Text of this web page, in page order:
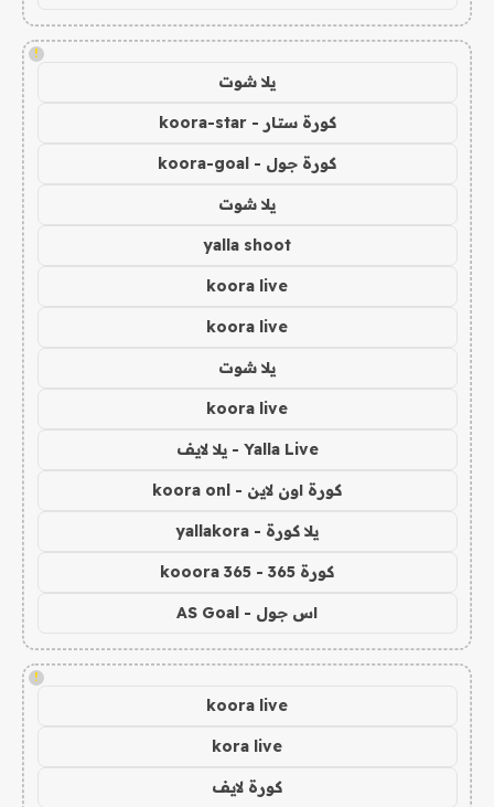
!
يلا شوت
كورة ستار - koora-star
كورة جول - koora-goal
يلا شوت
yalla shoot
koora live
koora live
يلا شوت
koora live
Yalla Live - يلا لايف
كورة اون لاين - koora onl
يلا كورة - yallakora
كورة 365 - kooora 365
اس جول - AS Goal
!
koora live
kora live
كورة لايف